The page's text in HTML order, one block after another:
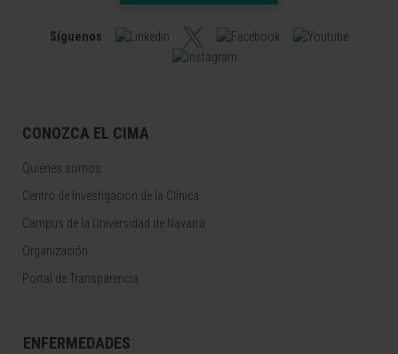
Síguenos
CONOZCA EL CIMA
Quiénes somos
Centro de Investigacion de la Clínica
Campus de la Universidad de Navarra
Organización
Portal de Transparencia
ENFERMEDADES